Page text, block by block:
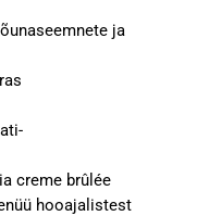
ja
creme brûlée
hooajalistest